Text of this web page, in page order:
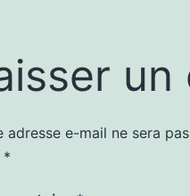
adresse e-mail ne sera
*